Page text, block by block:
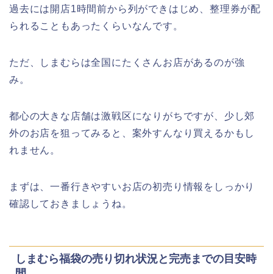
過去には開店1時間前から列ができはじめ、整理券が配
られることもあったくらいなんです。
ただ、しまむらは全国にたくさんお店があるのが強
み。
都心の大きな店舗は激戦区になりがちですが、少し郊
外のお店を狙ってみると、案外すんなり買えるかもし
れません。
まずは、一番行きやすいお店の初売り情報をしっかり
確認しておきましょうね。
しまむら福袋の売り切れ状況と完売までの目安時